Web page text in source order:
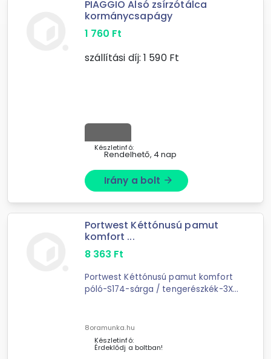
PIAGGIO Alsó zsírzótálca
kormánycsapágy
1 760 Ft
szállítási díj: 1 590Ft
Készletinfó:
Rendelhető, 4 nap
Irány a bolt arrow_forward
Portwest Kéttónusú pamut
komfort ...
8 363 Ft
Portwest Kéttónusú pamut komfort
póló-S174-sárga / tengerészkék-3XL.
lélegzőképességgel, extra ...
8oramunka.hu
Készletinfó:
Érdeklődj a boltban!